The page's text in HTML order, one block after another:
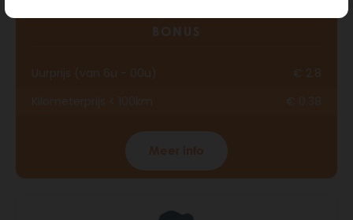
BONUS
Uurprijs (van 6u - 00u)
€ 2.8
Meer info